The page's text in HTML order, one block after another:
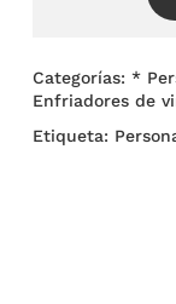
Categorías: *
Enfriadores de
Etiqueta: